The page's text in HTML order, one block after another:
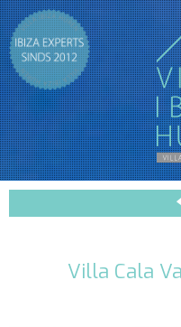
Villa Cala